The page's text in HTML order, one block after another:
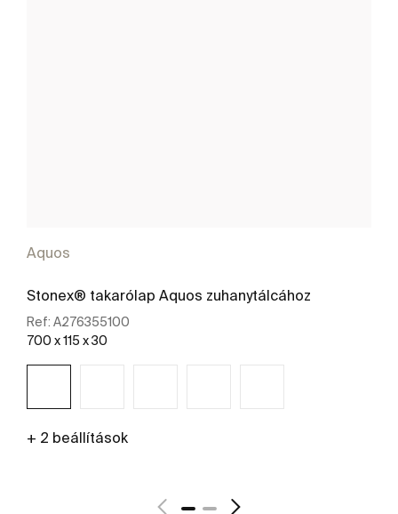
Aquos
Stonex® takarólap Aquos zuhanytálcához
Ref: A276355100
700 x 115 x 30
+ 2 beállítások